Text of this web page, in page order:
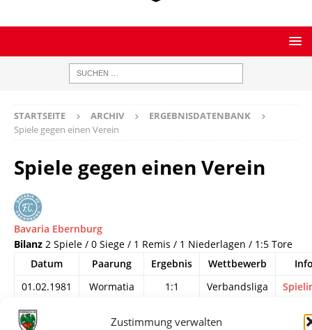
Zustimmung verwalten
STARTSEITE ARCHIV
ERGEBNISDATENBANK
Spiele gegen einen Verein
Spiele gegen einen Verein
Bavaria Ebernburg
Bilanz 2 Spiele / 0 Siege / 1 Remis / 1 Niederlagen / 1:5 Tore
Datum
Paarung Ergebnis Wettbewerb
01.02.1981
Wormatia
Bavaria
1:1
Verbandsliga